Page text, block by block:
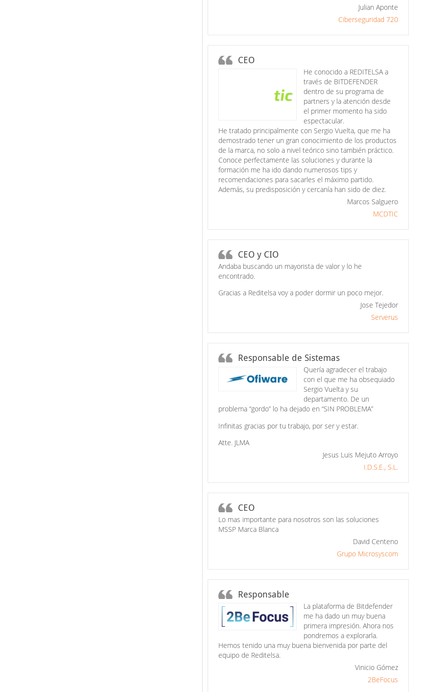
Julian Aponte
Ciberseguridad 720
CEO
He conocido a REDITELSA a
través de BITDEFENDER
dentro de su programa de
partners y la atención desde
el primer momento ha sido
espectacular.
He tratado principalmente con Sergio Vuelta, que me ha
demostrado tener un gran conocimiento de los productos
de la marca, no solo a nivel teórico sino también práctico.
Conoce perfectamente las soluciones y durante la
formación me ha ido dando numerosos tips y
recomendaciones para sacarles el máximo partido.
Además, su predisposición y cercanía han sido de diez.
Marcos Salguero
MCDTIC
CEO y CIO
Andaba buscando un mayorista de valor y lo he
encontrado.
Gracias a Reditelsa voy a poder dormir un poco mejor.
Jose Tejedor
Serverus
Responsable de Sistemas
Quería agradecer el trabajo
con el que me ha obsequiado
Sergio Vuelta y su
departamento. De un
problema “gordo” lo ha dejado en “SIN PROBLEMA”
Infinitas gracias por tu trabajo, por ser y estar.
Atte. JLMA
Jesus Luis Mejuto Arroyo
I.D.S.E., S.L.
CEO
Lo mas importante para nosotros son las soluciones
MSSP Marca Blanca
David Centeno
Grupo Microsyscom
Responsable
La plataforma de Bitdefender
me ha dado un muy buena
primera impresión. Ahora nos
pondremos a explorarla.
Hemos tenido una muy buena bienvenida por parte del
equipo de Reditelsa.
Vinicio Gómez
2BeFocus